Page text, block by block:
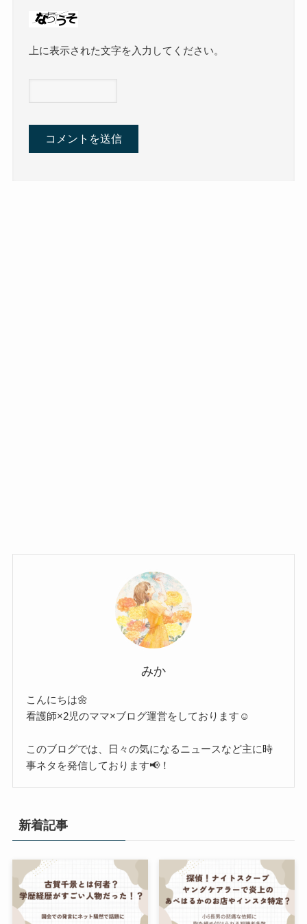
上に表示された文字を入力してください。
みか
こんにちは🌼
看護師×2児のママ×ブログ運営をしております☺︎
このブログでは、日々の気になるニュースなど主に時
事ネタを発信しております📢！
新着記事